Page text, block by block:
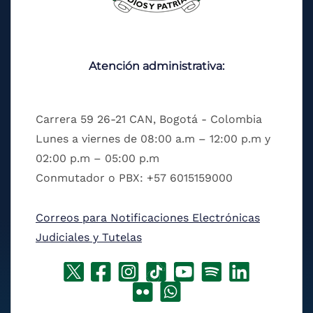
Atención administrativa:
Carrera 59 26-21 CAN, Bogotá - Colombia
Lunes a viernes de 08:00 a.m – 12:00 p.m y
02:00 p.m – 05:00 p.m
Conmutador o PBX: +57 6015159000
Correos para Notificaciones Electrónicas
Judiciales y Tutelas